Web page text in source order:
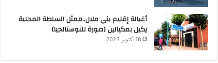
أغبالة إقليم بني ملال..ممثل السلطة المحلية
يكيل بمكيالين (صورة للنوستالجيا)
18 أكتوبر 2023